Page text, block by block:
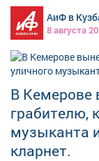
вернули законному
виновным в
лишения
режима.
АиФ в
8 августа
В Кемерове
грабителю,
музыканта
кларнет.